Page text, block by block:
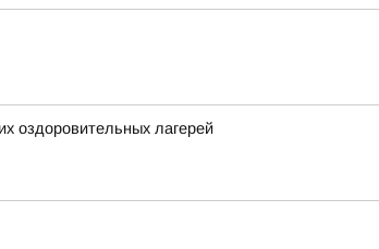
оздоровительных лагерей